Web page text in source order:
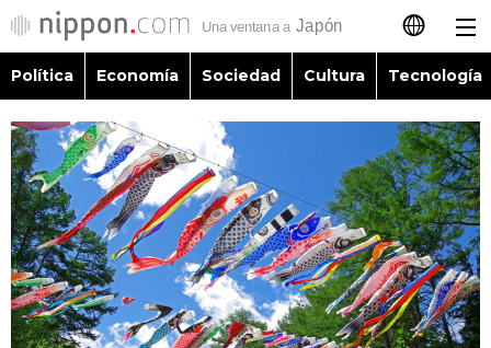
日本語
English
简体字
繁體字
Français
Política
Economía
Sociedad
Política Economía Sociedad Cultura Tecnología